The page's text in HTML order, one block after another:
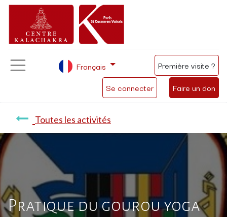
Se connecter Faire un don
Français Première visite ?
Toutes les activités
Pratique du gourou yoga